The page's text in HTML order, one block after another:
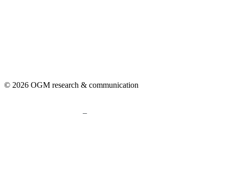
© 2026 OGM research & communication
–